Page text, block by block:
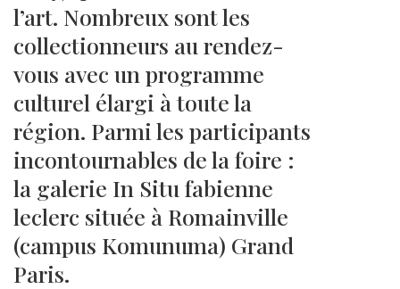
l’art. Nombreux sont les
collectionneurs au rendez-
vous avec un programme
culturel élargi à toute la
région. Parmi les participants
incontournables de la foire :
la galerie In Situ fabienne
leclerc située à Romainville
(campus Komunuma) Grand
Paris.